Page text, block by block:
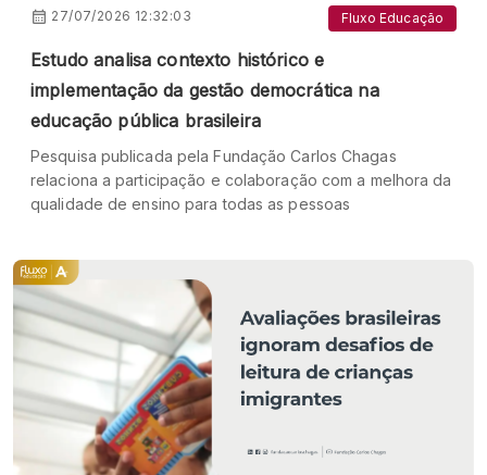
27/07/2026 12:32:03 Fluxo Educação
Estudo analisa contexto histórico e
implementação da gestão democrática na
educação pública brasileira
Pesquisa publicada pela Fundação Carlos Chagas
relaciona a participação e colaboração com a melhora da
qualidade de ensino para todas as pessoas